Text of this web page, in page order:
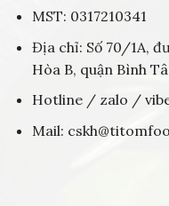
MST: 0317210341
Địa chỉ: Số 70/1A,
Hòa B, quận Bình
Hotline / zalo /
Mail: